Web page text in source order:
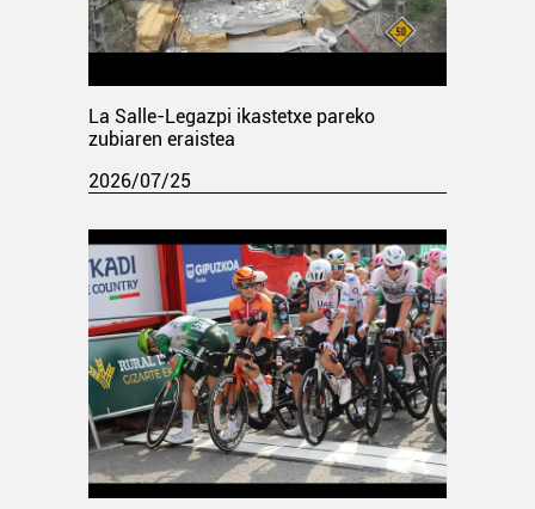
La Salle-Legazpi ikastetxe pareko
zubiaren eraistea
2026/07/25